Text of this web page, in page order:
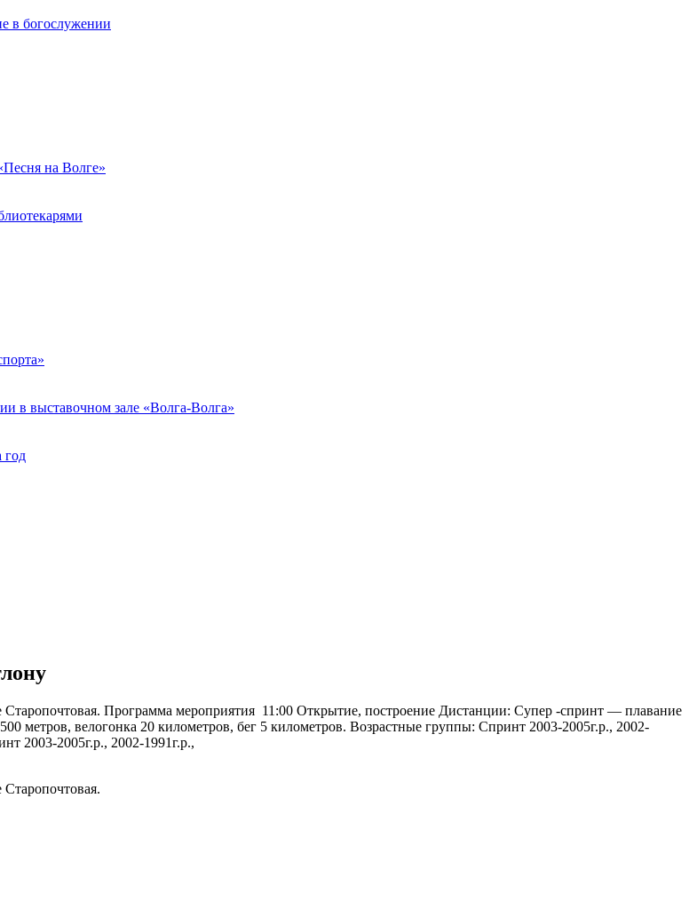
в богослужении
на Волге»
в выставочном зале «Волга-Волга»
год
Программа мероприятия 11:00 Открытие, построение Дистанции: Супер -спринт — плавание
метров, велогонка 20 километров, бег 5 километров. Возрастные группы: Спринт 2003-2005г.р., 2002-
2003-2005г.р., 2002-1991г.р.,